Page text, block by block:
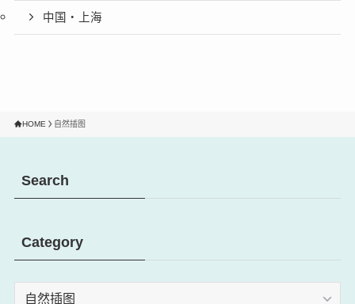
中国・上海
HOME 自然插图
Search
Category
Category